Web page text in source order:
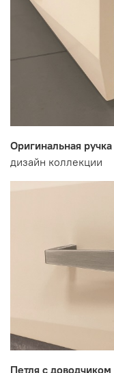
Оригинальная ручка
дизайн коллекции
Петля с доводчиком